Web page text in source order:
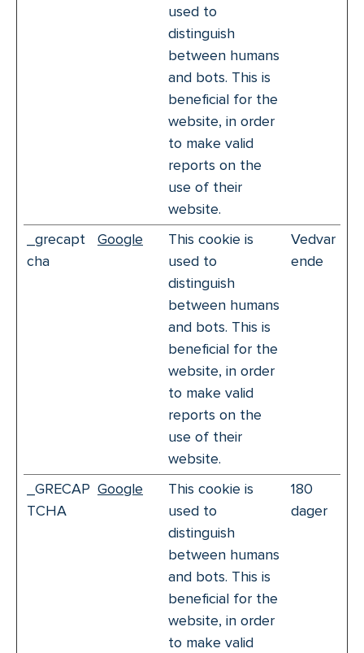
used to
distinguish
between humans
and bots. This is
beneficial for the
website, in order
to make valid
reports on the
use of their
website.
_grecapt
cha
Google
This cookie is
used to
distinguish
between humans
and bots. This is
beneficial for the
website, in order
to make valid
reports on the
use of their
website.
Vedvar
ende
_GRECAP
TCHA
Google
This cookie is
used to
distinguish
between humans
and bots. This is
beneficial for the
website, in order
to make valid
180
dager